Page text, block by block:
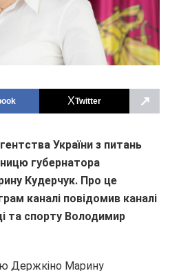
Twitter ↗
України з питань
губернатора
Кудерчук. Про це
каналі повідомив каналі
та спорту Володимир
Держкіно Марину